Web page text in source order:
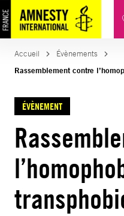
Accueil
Évènements
Rassemblement contre
ÉVÈNEMENT